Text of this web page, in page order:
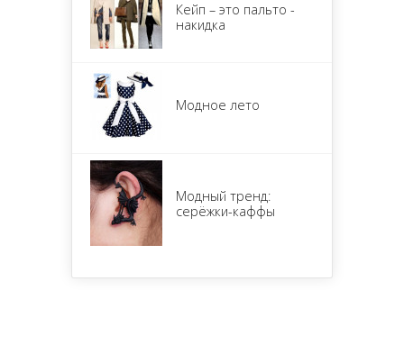
Кейп – это пальто -
накидка
Модное лето
Модный тренд:
серёжки-каффы